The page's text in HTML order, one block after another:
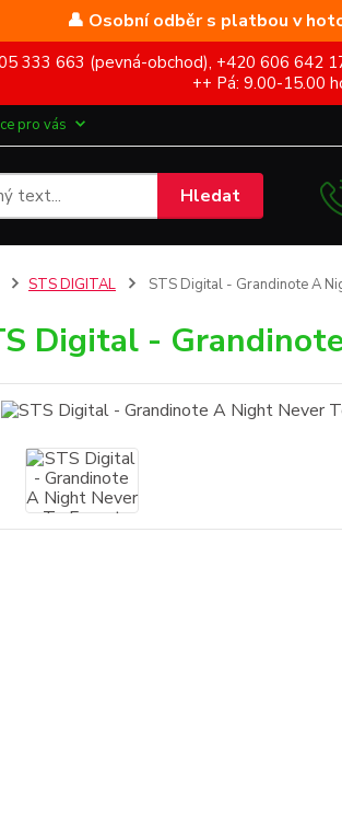
👤 Osobní odběr s platbou v
333 663 (pevná-obchod), +420 606
++ Pá: 9.00-15.00
pro vás
Hledat
STS DIGITAL STS Digital - Grandinote A
Digital -